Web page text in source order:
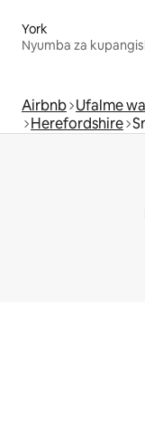
York
Airbnb Ufalme
Herefordshire